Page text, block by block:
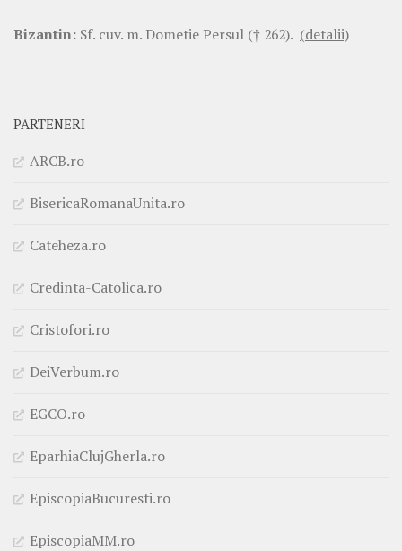
Bizantin: Sf. cuv. m. Dometie Persul († 262). (detalii)
PARTENERI
ARCB.ro
BisericaRomanaUnita.ro
Cateheza.ro
Credinta-Catolica.ro
Cristofori.ro
DeiVerbum.ro
EGCO.ro
EparhiaClujGherla.ro
EpiscopiaBucuresti.ro
EpiscopiaMM.ro